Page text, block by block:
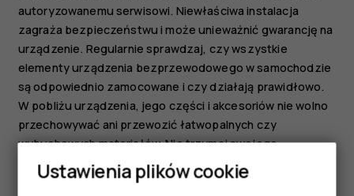
autoryzowanemu serwisowi. Niewłaściwa instalacja
zagraża bezpieczeństwu i może unieważnić gwarancję na
urządzenie. Regularnie sprawdzaj, czy wszystkie
elementy urządzenia bezprzewodowego w samochodzie
są odpowiednio zamocowane i czy działają prawidłowo.
W pobliżu urządzenia, jego części i akcesoriów nie wolno
przechowywać ani przewozić łatwopalnych czy
wybuchowych materiałów. Nie trzymaj swojego
urządzenia lub akcesoriów w strefie wybuchu poduszki
powietrznej.
Ustawienia plików cookie